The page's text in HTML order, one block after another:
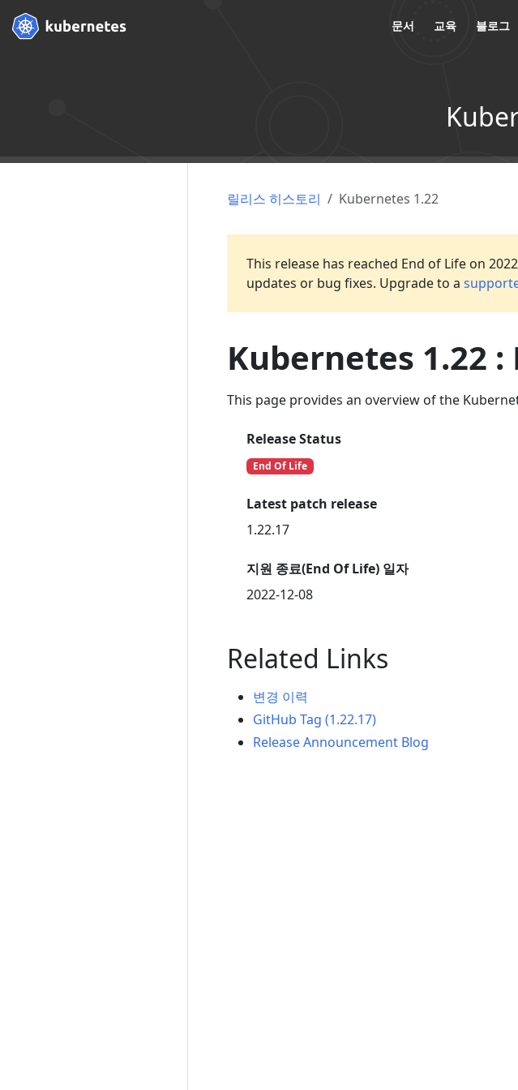
문서 교육 블로그
릴리스 히스토리 Kubernetes 1.22
This release has reached End of Life on
updates or bug fixes. Upgrade to a
Kubernetes 1.22
This page provides an overview of the
Release Status
End Of Life
Latest patch release
1.22.17
지원 종료(End Of Life) 일자
2022-12-08
Related Links
변경 이력
GitHub Tag (1.22.17)
Release Announcement Blog